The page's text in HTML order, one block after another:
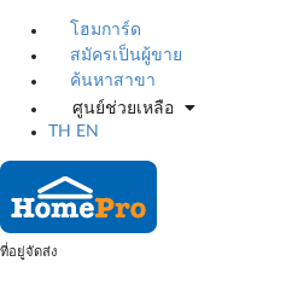
โฮมการ์ด
สมัครเป็นผู้ขาย
ค้นหาสาขา
ศูนย์ช่วยเหลือ
TH
EN
ที่อยู่จัดส่ง